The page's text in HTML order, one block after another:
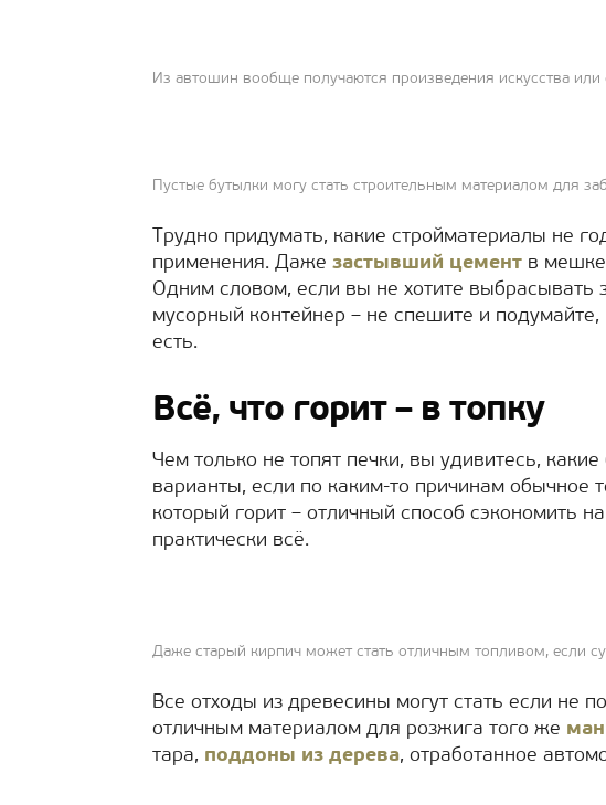
Из автошин вообще получаются произведения искусства
Пустые бутылки могу стать строительным материалом для
Трудно придумать, какие стройматериалы не
применения. Даже застывший цемент в
Одним словом, если вы не хотите выбрасывать
мусорный контейнер – не спешите и подумайте,
есть.
Всё, что горит – в топку
Чем только не топят печки, вы удивитесь,
варианты, если по каким-то причинам обычное
который горит – отличный способ сэкономить
практически всё.
Даже старый кирпич может стать отличным топливом, если
Все отходы из древесины могут стать если не
отличным материалом для розжига того же
тара, поддоны из дерева, отработанное